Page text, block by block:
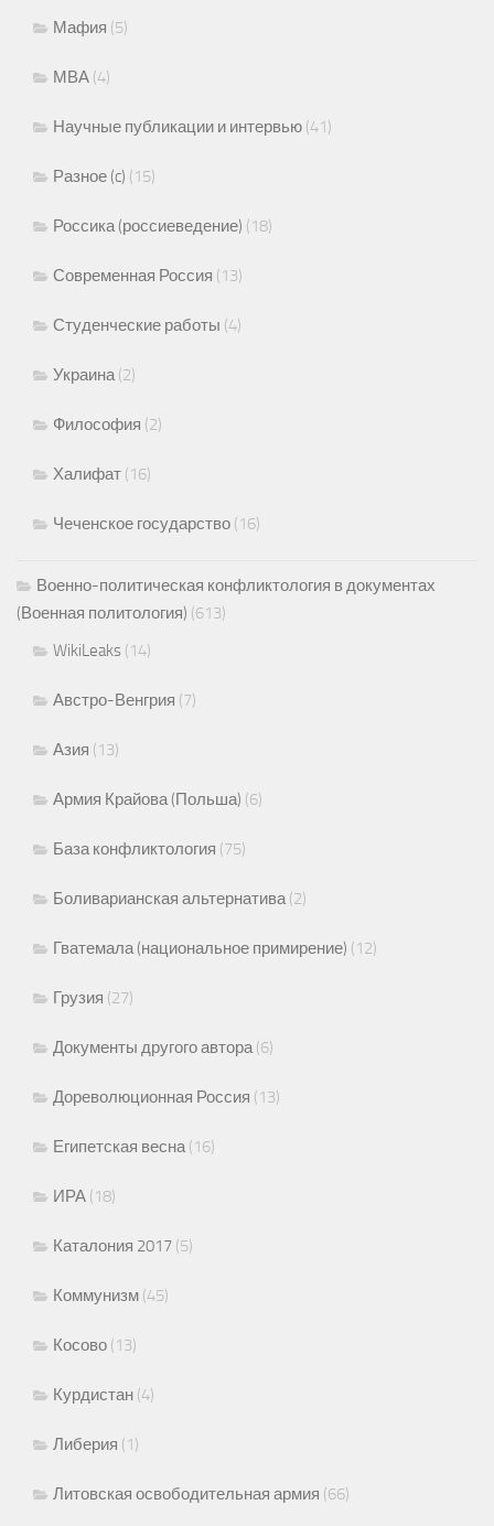
Мафия (5)
МВА (4)
Научные публикации и интервью (41)
Разное (c) (15)
Россика (россиеведение) (18)
Современная Россия (13)
Студенческие работы (4)
Украина(2)
Философия (2)
Халифат (16)
Чеченское государство (16)
Военно-политическая конфликтология в документах
(Военная политология) (613)
WikiLeaks (14)
Австро-Венгрия (7)
Азия (13)
Армия Крайова (Польша) (6)
База конфликтология (75)
Боливарианская альтернатива(2)
Гватемала (национальное примирение) (12)
Грузия (27)
Документы другого автора(6)
Дореволюционная Россия (13)
Египетская весна(16)
ИРА (18)
Каталония 2017 (5)
Коммунизм (45)
Косово (13)
Курдистан (4)
Либерия (1)
Литовская освободительная армия (66)